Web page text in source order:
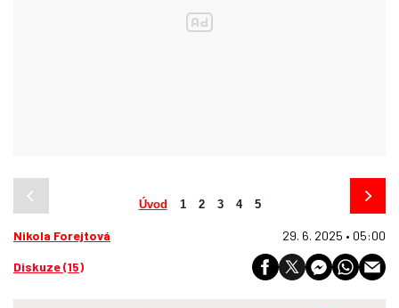
Úvod 1 2 3 4 5
Nikola Forejtová 29. 6. 2025 • 05:00
Diskuze (15)